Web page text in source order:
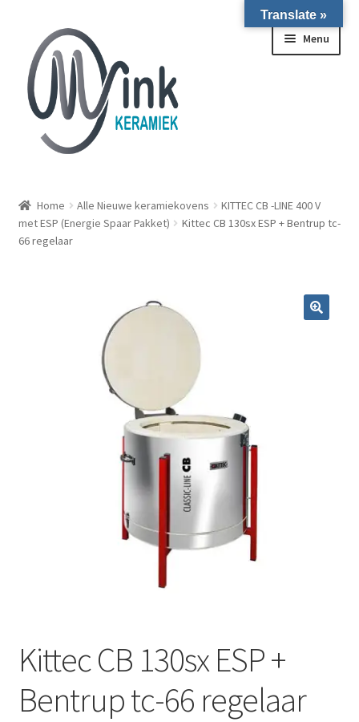
Ga door naar navigatie
Ga naar de inhoud
Menu
WIERINGERWERF
Homepagina
Home Alle Nieuwe keramiekovens
KITTEC CB -LINE 400 V
met ESP (Energie Spaar Pakket)
Kittec CB 130sx ESP + Bentrup tc-
66 regelaar
Kittec CB 130sx ESP +
Bentrup tc-66 regelaar
Translate »